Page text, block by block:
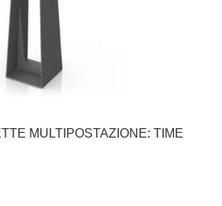
MULTIPOSTAZIONE: TIME